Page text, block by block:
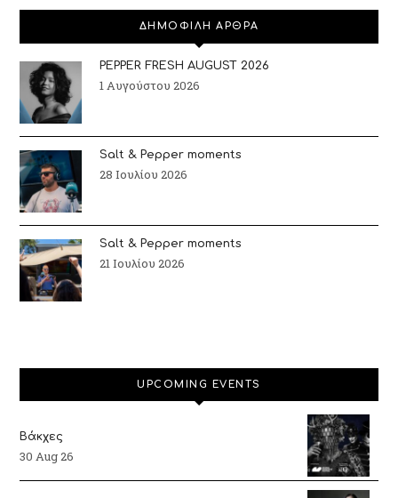
ΔΗΜΟΦΙΛΗ ΑΡΘΡΑ
PEPPER FRESH AUGUST 2026
1 Αυγούστου 2026
Salt & Pepper moments
28 Ιουλίου 2026
Salt & Pepper moments
21 Ιουλίου 2026
UPCOMING EVENTS
Βάκχες
30 Aug 26